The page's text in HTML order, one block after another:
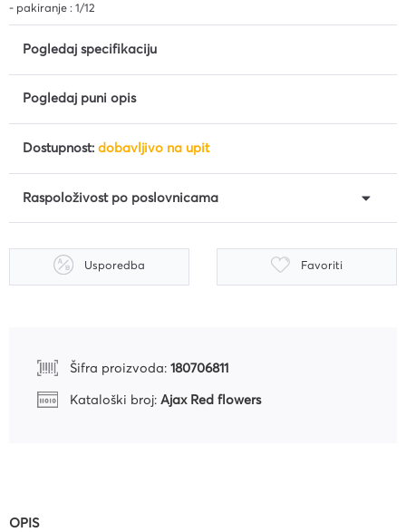
- pakiranje : 1/12
Pogledaj specifikaciju
Pogledaj puni opis
Dostupnost: dobavljivo na upit
Raspoloživost po poslovnicama
Usporedba Favoriti
Šifra proizvoda: 180706811
Kataloški broj: Ajax Red flowers
OPIS